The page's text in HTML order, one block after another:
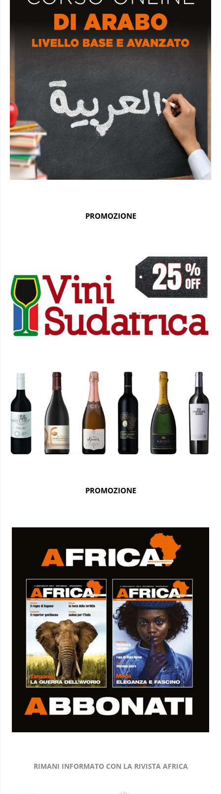
PROMOZIONE
PROMOZIONE
RIMANI INFORMATO CON LA RIVISTA AFRICA